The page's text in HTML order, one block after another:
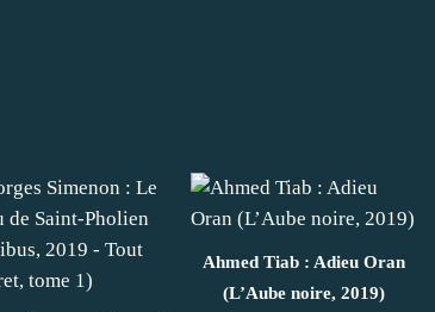
Ahmed Tiab : Adieu Oran
(L’Aube noire, 2019)